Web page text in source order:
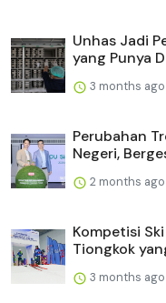
Unhas Jadi
yang Punya
3 months ago
Perubahan
Negeri,
2 months ago
Kompetisi
Tiongkok
3 months ago